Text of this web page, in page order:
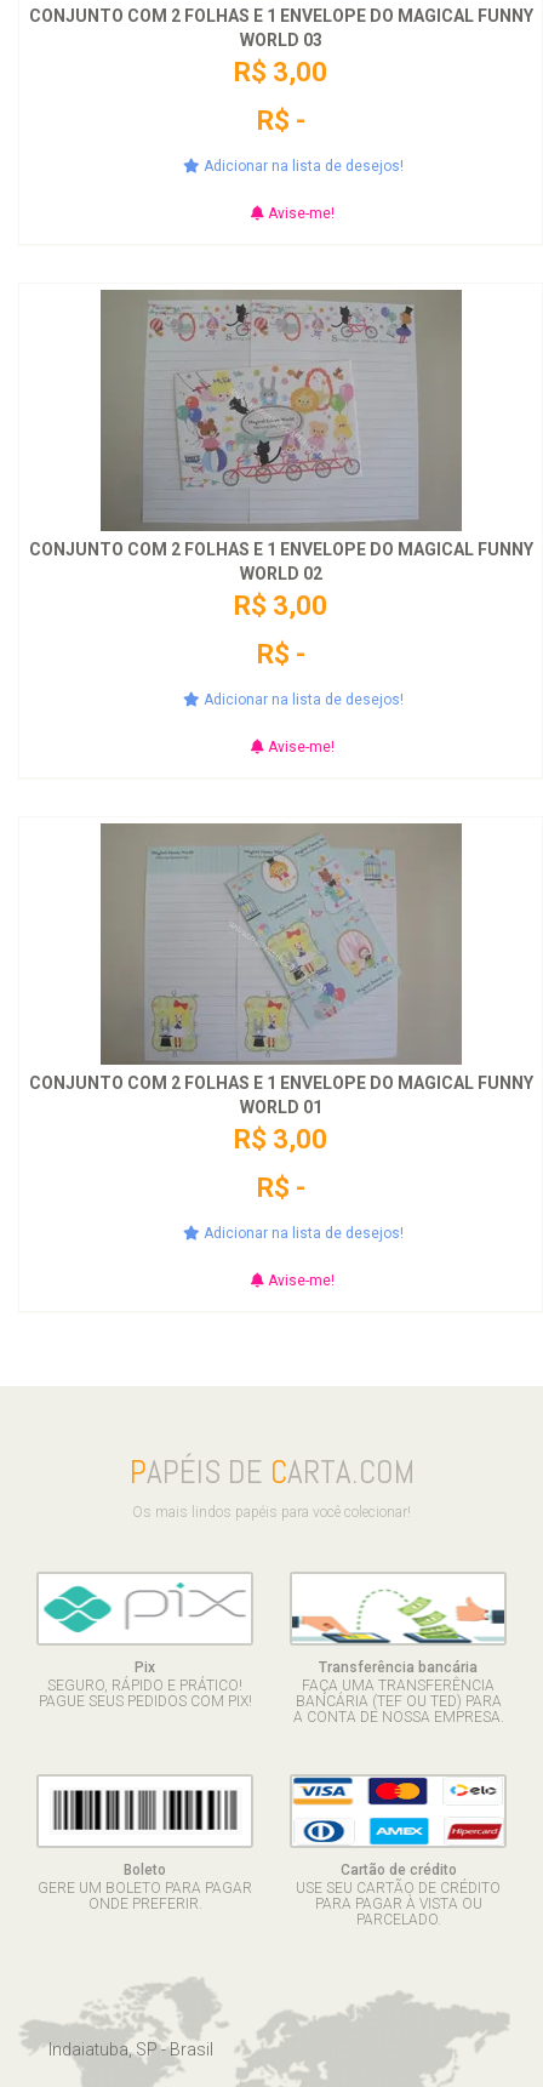
CONJUNTO COM 2 FOLHAS E 1 ENVELOPE DO MAGICAL FUNNY
WORLD 03
R$ 3,00
R$ -
Adicionar na lista de desejos!
Avise-me!
CONJUNTO COM 2 FOLHAS E 1 ENVELOPE DO MAGICAL FUNNY
WORLD 02
R$ 3,00
R$ -
Adicionar na lista de desejos!
Avise-me!
CONJUNTO COM 2 FOLHAS E 1 ENVELOPE DO MAGICAL FUNNY
WORLD 01
R$ 3,00
R$ -
Adicionar na lista de desejos!
Avise-me!
PAPÉIS DE CARTA.COM
Os mais lindos papéis para você colecionar!
Pix
SEGURO, RÁPIDO E PRÁTICO!
PAGUE SEUS PEDIDOS COM PIX!
Transferência bancária
FAÇA UMA TRANSFERÊNCIA
BANCÁRIA (TEF OU TED) PARA
A CONTA DE NOSSA EMPRESA.
Boleto
GERE UM BOLETO PARA PAGAR
ONDE PREFERIR.
Cartão de crédito
USE SEU CARTÃO DE CRÉDITO
PARA PAGAR À VISTA OU
PARCELADO.
Indaiatuba, SP - Brasil